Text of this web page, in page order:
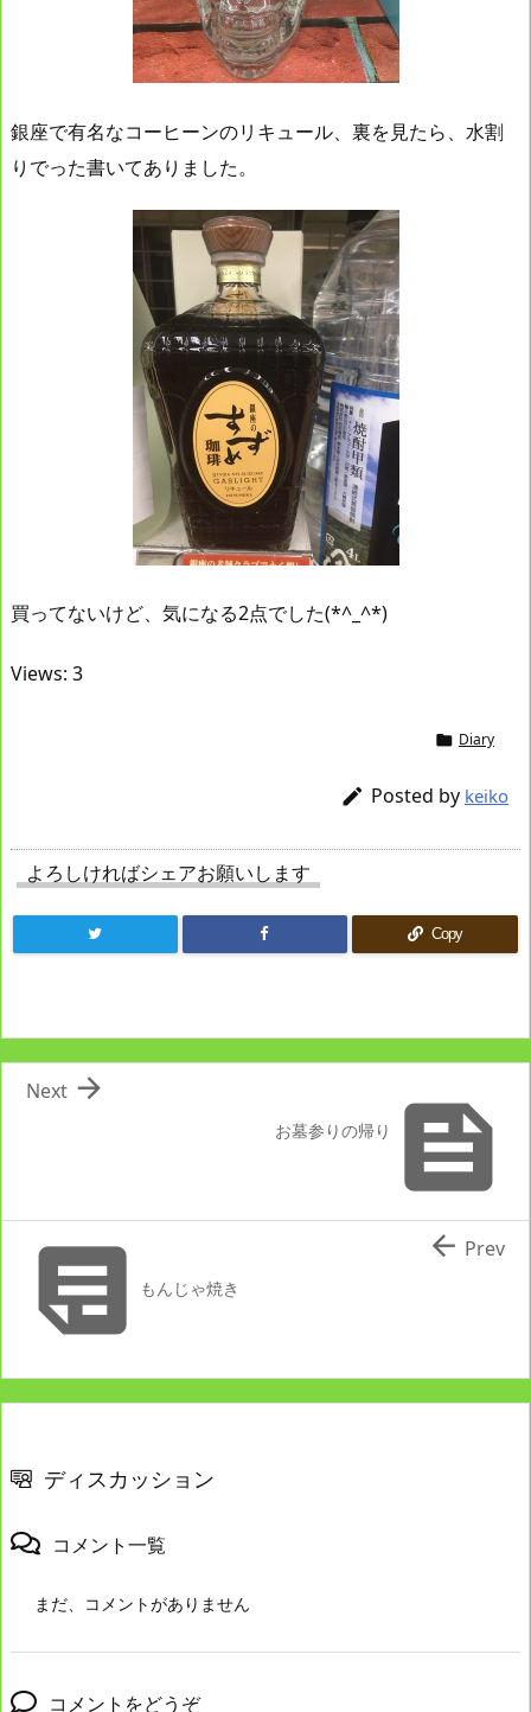
銀座で有名なコーヒーンのリキュール、裏を見たら、水割
りでった書いてありました。
買ってないけど、気になる2点でした(*^_^*)
Views: 3
 Diary
 Posted by keiko
よろしければシェアお願いします
Copy

お墓参りの帰り

Next
 もんじゃ焼き
 Prev
ディスカッション
コメント一覧
まだ、コメントがありません
コメントをどうぞ